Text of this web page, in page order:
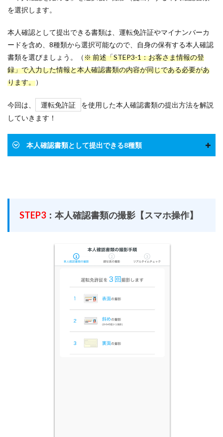
を選択します。
本人確認として提出できる書類は、運転免許証やマイナンバーカ
ードを含め、8種類から選択可能なので、自身の保有する本人確認
書類を選びましょう。（※ 前述「STEP3-1：お客さま情報の登
録」で入力した情報と本人確認書類の内容が同じである必要があ
ります。）
今回は、 運転免許証
を使用した本人確認書類の提出方法を解説
していきます！
本人確認書類として提出できる8種類
STEP3：本人確認書類の撮影【スマホ操作】